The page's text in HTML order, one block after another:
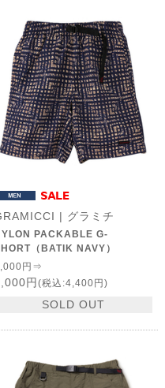
| グラミチ
PACKABLE G-
（BATIK NAVY）
円⇒
円 (税込:4,400円)
SOLD OUT